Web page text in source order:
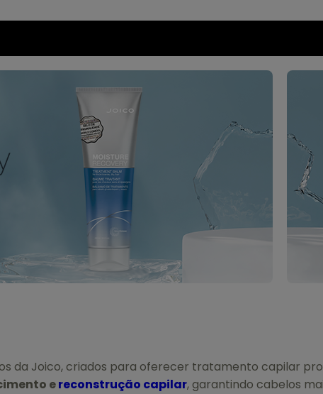
da Joico, criados para oferecer tratamento capilar
ereconstrução capilar, garantindo cabelos